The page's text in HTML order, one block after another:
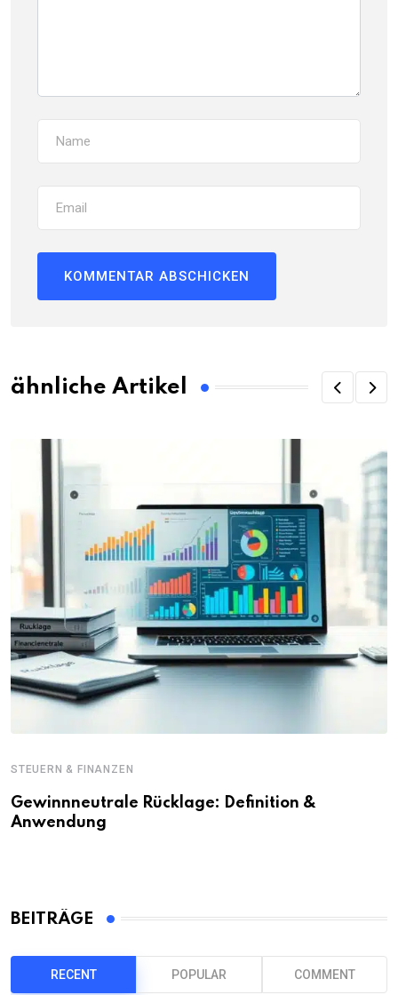
ähnliche Artikel
STEUERN & FINANZEN
Gewinnneutrale Rücklage: Definition &
Anwendung
BEITRÄGE
RECENT POPULAR COMMENT